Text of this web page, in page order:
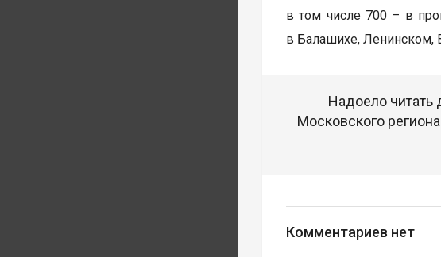
в том числе 700 – в
в Балашихе, Ленинском,
Надоело
Московского
Комментариев нет